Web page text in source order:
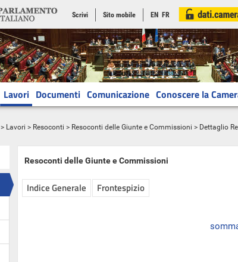
Scrivi Sito mobile EN FR
Lavori Documenti Comunicazione Conoscere la
> Lavori > Resoconti > Resoconti delle Giunte e Commissioni > Dettaglio
Resoconti delle Giunte e Commissioni
Indice Generale Frontespizio